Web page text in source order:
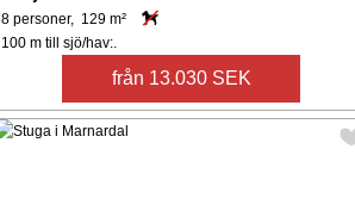
8 personer, 129 m²
100 m till sjö/hav:.
från 13.030 SEK